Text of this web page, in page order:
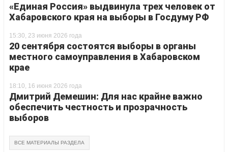
«Единая Россия» выдвинула трех человек от
Хабаровского края на выборы в Госдуму РФ
15:30, 23 июня 2026 года
20 сентября состоятся выборы в органы
местного самоуправления в Хабаровском
крае
18:10, 16 июня 2026 года
Дмитрий Демешин: Для нас крайне важно
обеспечить честность и прозрачность
выборов
ВСЕ МАТЕРИАЛЫ РАЗДЕЛА